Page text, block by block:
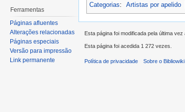
Categorias: Artistas por apelido
Ferramentas
Páginas afluentes
Alterações relacionadas
Páginas especiais
Versão para impressão
Link permanente
Esta página foi modificada pela última
Esta página foi acedida 1 272 vezes.
Política de privacidade Sobre o Bibliowiki